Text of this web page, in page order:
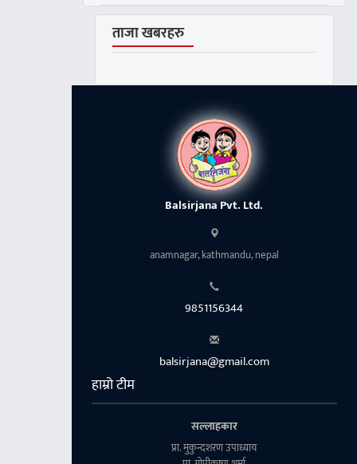
ताजा खबरहरु
Balsirjana Pvt. Ltd.
anamnagar, kathmandu, nepal
9851156344
balsirjana@gmail.com
हाम्रो टीम
सल्लाहकार
प्रा. मुकुन्दशरण उपाध्याय